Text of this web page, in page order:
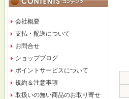
会社概要
支払・配送について
お問合せ
ショップブログ
ポイントサービスについて
規約＆注意事項
取扱いの無い商品のお取り寄せ